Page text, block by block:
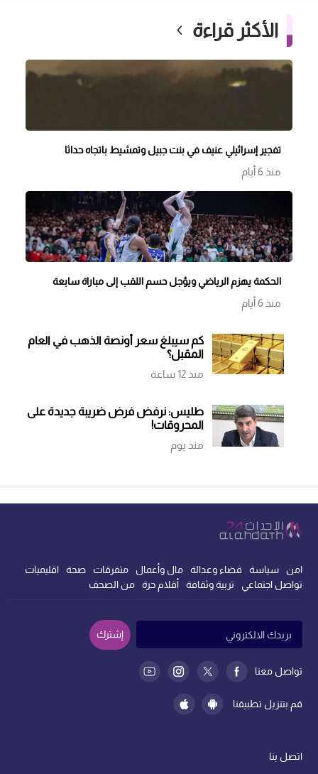
الأكثر قراءة
تفجير إسرائيلي عنيف في بنت جبيل وتمشيط باتجاه حداثا
منذ 6 أيام
الحكمة يهزم الرياضي ويؤجل حسم اللقب إلى مباراة سابعة
منذ 6 أيام
كم سيبلغ سعر أونصة الذهب في العام
المقبل؟
منذ 12 ساعة
طليس: نرفض فرض ضريبة جديدة على
المحروقات!
منذ يوم
امن سياسة قضاء وعدالة مال وأعمال متفرقات صحة
اقليميات
تواصل اجتماعي
تربية وثقافة أقلام حرة من الصحف
قم بتنزيل تطبيقنا
تواصل معنا
إشترك
اتصل بنا